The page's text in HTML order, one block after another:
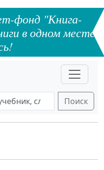
фонд "Книга-
в одном месте
Поиск